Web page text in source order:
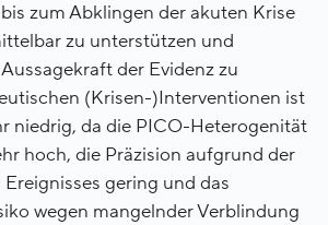
zum Abklingen der akuten Krise
zu unterstützen und
der Evidenz zu
(Krisen-)Interventionen ist
niedrig, da die PICO-Heterogenität
hoch, die Präzision aufgrund der
gering und das
wegen mangelnder Verblindung